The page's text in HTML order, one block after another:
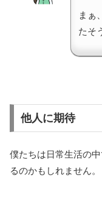
まぁ
たそ
他人に期待
僕たちは日常生活の
るのかもしれません。